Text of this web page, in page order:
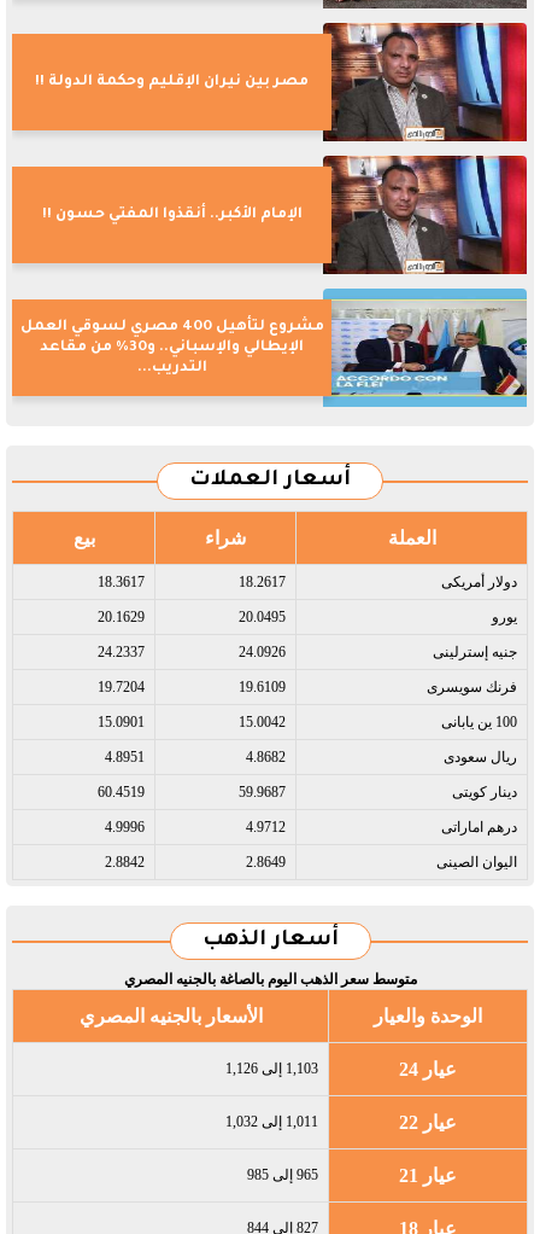
مصر بين نيران الإقليم وحكمة الدولة !!
الإمام الأكبر.. أنقذوا المفتي حسون !!
مشروع لتأهيل 400 مصري لسوقي العمل
الإيطالي والإسباني.. و30% من مقاعد
التدريب...
أسعار العملات
العملة شراء بيع
دولار أمريكى​ 18.2617
18.3617
يورو​ 20.0495
20.1629
جنيه إسترلينى​ 24.0926
24.2337
فرنك سويسرى​ 19.6109
19.7204
100 ين يابانى​ 15.0042
15.0901
ريال سعودى​ 4.8682
4.8951
دينار كويتى​ 59.9687
60.4519
درهم اماراتى​ 4.9712
4.9996
اليوان الصينى​ 2.8649
2.8842
أسعار الذهب
متوسط سعر الذهب اليوم بالصاغة بالجنيه المصري
الوحدة والعيار الأسعار بالجنيه المصري
عيار 24 1,103 إلى 1,126
عيار 22 1,011 إلى 1,032
عيار 21 965 إلى 985
عيار 18 827 إلى 844